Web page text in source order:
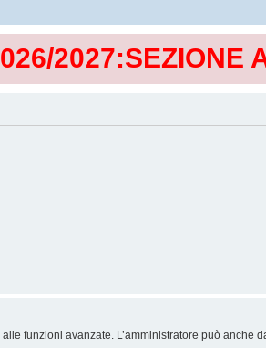
2027:SEZIONE
funzioni avanzate. L’amministratore può